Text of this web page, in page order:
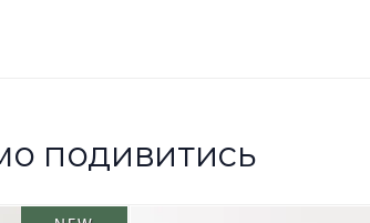
подивитись